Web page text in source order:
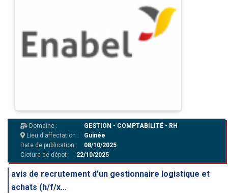
Domaine :
GESTION - COMPTABILITÉ - RH
Lieu d'affectation :
Guinée
Date de publication :
08/10/2025
Cloture de dépot :
22/10/2025
avis de recrutement d'un gestionnaire logistique et
achats (h/f/x...